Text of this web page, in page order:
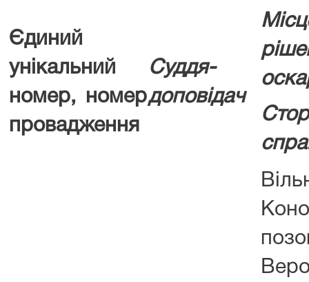
Єдиний
унікальний
номер, номер
провадження
Суддя-
доповідач